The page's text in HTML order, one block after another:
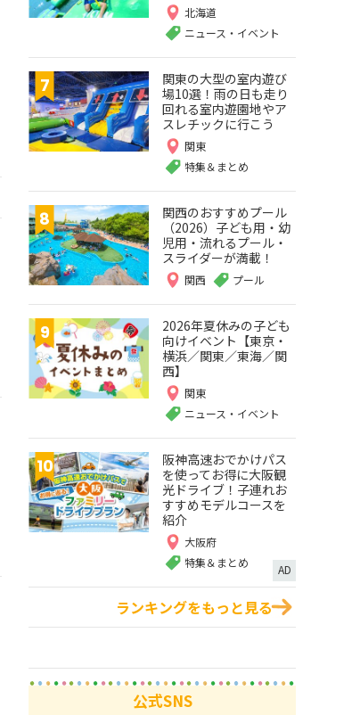
北海道
ニュース・イベント
関東の大型の室内遊び
場10選！雨の日も走り
回れる室内遊園地やア
スレチックに行こう
関東
特集＆まとめ
関西のおすすめプール
（2026）子ども用・幼
児用・流れるプール・
スライダーが満載！
関西 プール
2026年夏休みの子ども
向けイベント【東京・
横浜／関東／東海／関
西】
関東
ニュース・イベント
阪神高速おでかけパス
を使ってお得に大阪観
光ドライブ！子連れお
すすめモデルコースを
紹介
大阪府
特集＆まとめ
AD
ランキングをもっと見る
公式SNS